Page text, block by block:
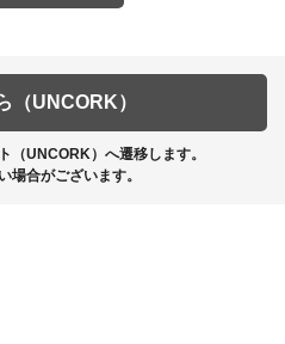
（UNCORK）
UNCORK）へ遷移します。
場合がございます。